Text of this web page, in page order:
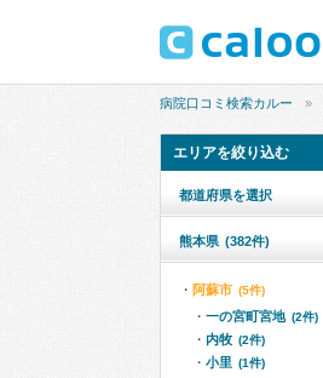
病院口コミ検索カルー
エリアを絞り込む
都道府県を選択
熊本県 (382件)
阿蘇市 (5件)
一の宮町宮地 (2件)
内牧 (2件)
小里 (1件)